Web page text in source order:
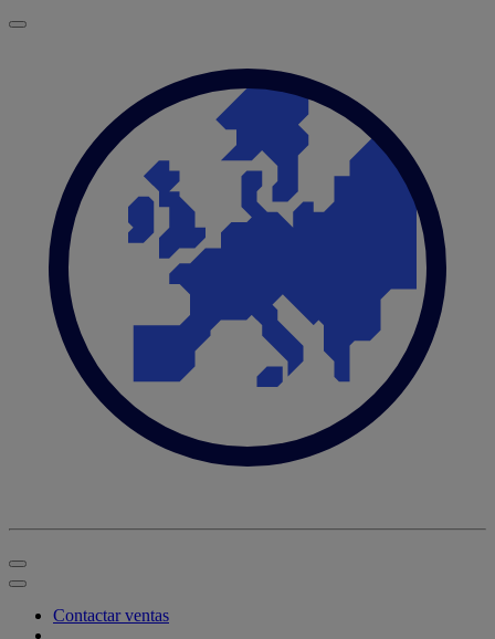
Contactar ventas